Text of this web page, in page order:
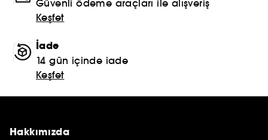
Güvenli ödeme araçları ile alışveriş
Keşfet
İade
14 gün içinde iade
Keşfet
Hakkımızda